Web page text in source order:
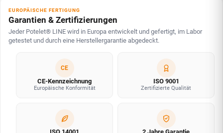
EUROPÄISCHE FERTIGUNG
Garantien & Zertifizierungen
Jeder Potelet® LINE wird in Europa entwickelt und gefertigt, im Labor
getestet und durch eine Herstellergarantie abgedeckt.
CE
CE-Kennzeichnung
Europäische Konformität
ISO 9001
Zertifizierte Qualität